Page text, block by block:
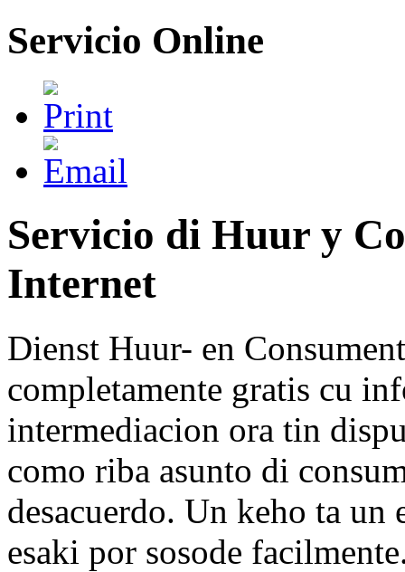
Servicio Online
Servicio di Huur y
Internet
Dienst Huur- en
completamente gratis cu
intermediacion ora tin
como riba asunto di
desacuerdo. Un keho ta
esaki por sosode